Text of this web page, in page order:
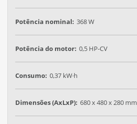
Potência nominal: 368 W
Potência do motor: 0,5 HP-CV
Consumo: 0,37 kW·h
Dimensões (AxLxP): 680 x 480 x 280 mm